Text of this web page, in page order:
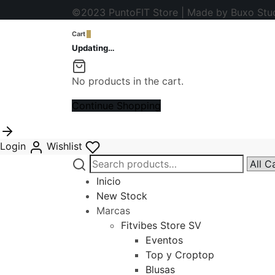
©2023 PuntoFIT Store | Made by Buxo
Cart
Updating…
No products in the cart.
Continue Shopping
Login
Wishlist
Search
Inicio
New Stock
Marcas
Fitvibes Store SV
Eventos
Top y Croptop
Blusas